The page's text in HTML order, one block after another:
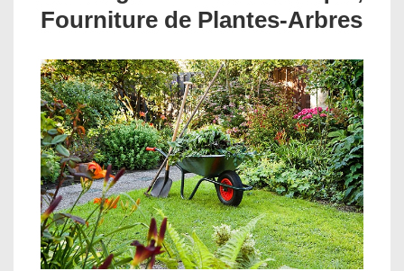
Fourniture de Plantes-Arbres